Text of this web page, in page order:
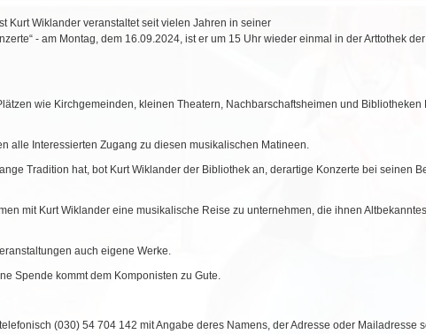
Kurt Wiklander veranstaltet seit vielen Jahren in seiner
- am Montag, dem 16.09.2024, ist er um 15 Uhr wieder einmal in der Arttothek der
wie Kirchgemeinden, kleinen Theatern, Nachbarschaftsheimen und
alle Interessierten Zugang zu diesen musikalischen Matineen.
Tradition hat, bot Kurt Wiklander der Bibliothek an, derartige Konzerte bei seinen
mit Kurt Wiklander eine musikalische Reise zu unternehmen, die ihnen
auch eigene Werke.
Spende kommt dem Komponisten zu Gute.
(030) 54 704 142 mit Angabe deres Namens, der Adresse oder Mailadresse